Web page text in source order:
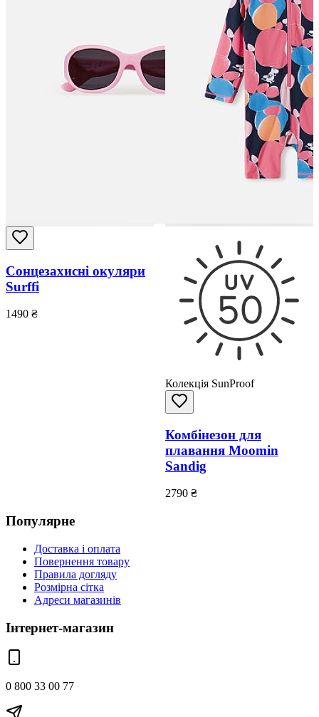
Сонцезахисні окуляри
Surffi
1490 ₴
Колекція SunProof
Комбінезон для
плавання Moomin
Sandig
2790 ₴
Популярне
Доставка і оплата
Повернення товару
Правила догляду
Розмірна сітка
Адреси магазинів
Інтернет-магазин
0 800 33 00 77